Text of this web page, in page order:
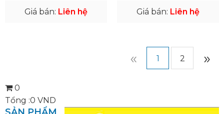
Giá bán: Liên hệ Giá bán: Liên hệ
« 1 2 »
0
Tổng :0 VND